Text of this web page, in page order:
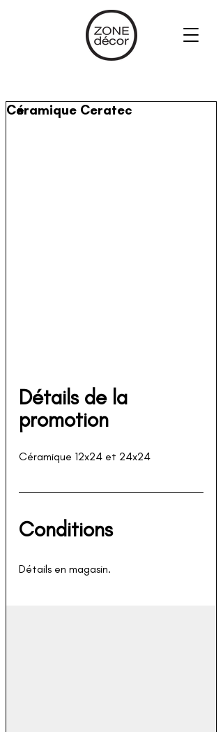
Céramique Ceratec
Détails de la
promotion
Céramique 12x24 et 24x24
Conditions
Détails en magasin.